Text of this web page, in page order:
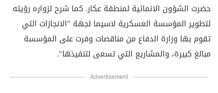
حضرت الشؤون الانمائية لمنطقة عكار. كما شرح لزواره رؤيته
لتطوير المؤسسة العسكرية لاسيما لجهة "الانجازات التي
تقوم بها وزارة الدفاع من مناقصات وفرت على المؤسسة
مبالغ كبيرة، والمشاريع التي تسعى لتنفيذها".
Advertisement